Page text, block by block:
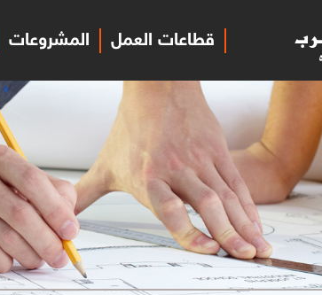
المشروعات قطاعات العمل